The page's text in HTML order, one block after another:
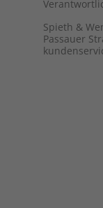
Spieth &
Passauer